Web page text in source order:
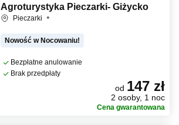
Agroturystyka Pieczarki- Giżycko
Pieczarki
Nowość w Nocowaniu!
Bezpłatne anulowanie
Brak przedpłaty
od 147 zł
2 osoby, 1 noc
Cena gwarantowana